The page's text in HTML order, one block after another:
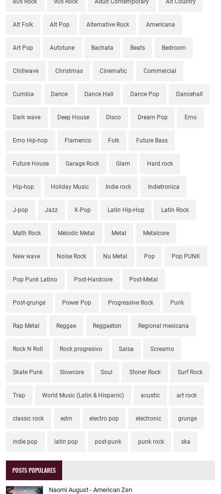
Alt Folk Alt Pop Alternative Rock Americana
Art Pop Autotune Bachata Beats Bedroom
Chillwave Christmas Cinematic Commercial
Cumbia Dance Dance Hall Dance Pop Dancehall
Dark wave Deep House Disco Dream Pop Emo
Emo Hip-hop Flamenco Folk Future Bass
Future House Garage Rock Glam Hard rock
Hip-hop Holiday Music Indie rock Indietronica
J-pop Jazz K-Pop Latin Hip-Hop Latin Rock
Math Rock Melodic Metal Metal Metalcore
New wave Noise Rock Nu Metal Pop Pop PUNK
Pop Punk Latino Post-Hardcore Post-Metal
Post-grunge Power Pop Progressive Rock Punk
Rap Metal Reggae Reggaeton Regional mexicana
Rock N Roll Rock progresivo Salsa Screamo
Skate Punk Slowcore Soul Stoner Rock Surf Rock
Trap World Music (Latin & Hispanic) acustic art rock
classic rock edm electro pop electronic grunge
indie pop latin pop post-punk punk rock ska
POSTS POPULARES
Naomi August - American Zen